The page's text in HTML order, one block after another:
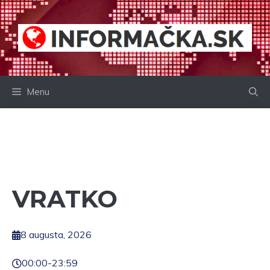
Preskočiť
na
obsah
Menu
VRATKO
8 augusta, 2026
00:00-23:59